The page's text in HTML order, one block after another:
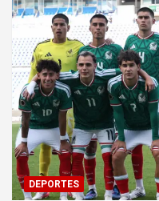
DEPORTES